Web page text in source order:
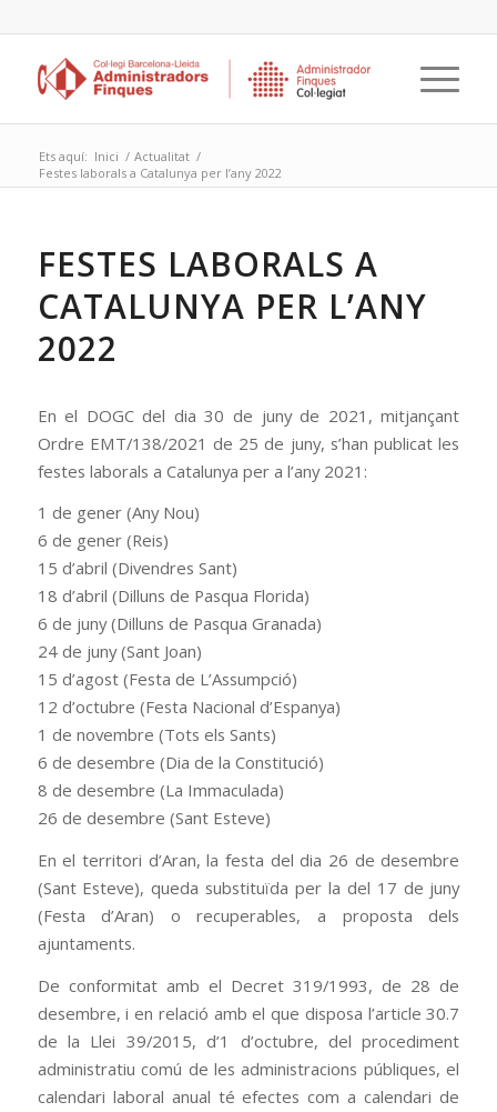
Ets aquí: Inici / Actualitat /
Festes laborals a Catalunya per l’any 2022
FESTES LABORALS A
CATALUNYA PER L’ANY
2022
En el DOGC del dia 30 de juny de 2021, mitjançant
Ordre EMT/138/2021 de 25 de juny, s’han publicat les
festes laborals a Catalunya per a l’any 2021:
1 de gener (Any Nou)
6 de gener (Reis)
15 d’abril (Divendres Sant)
18 d’abril (Dilluns de Pasqua Florida)
6 de juny (Dilluns de Pasqua Granada)
24 de juny (Sant Joan)
15 d’agost (Festa de L’Assumpció)
12 d’octubre (Festa Nacional d’Espanya)
1 de novembre (Tots els Sants)
6 de desembre (Dia de la Constitució)
8 de desembre (La Immaculada)
26 de desembre (Sant Esteve)
En el territori d’Aran, la festa del dia 26 de desembre
(Sant Esteve), queda substituïda per la del 17 de juny
(Festa d’Aran) o recuperables, a proposta dels
ajuntaments.
De conformitat amb el Decret 319/1993, de 28 de
desembre, i en relació amb el que disposa l’article 30.7
de la Llei 39/2015, d’1 d’octubre, del procediment
administratiu comú de les administracions públiques, el
calendari laboral anual té efectes com a calendari de